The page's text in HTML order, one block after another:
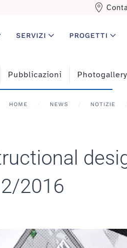
SERVIZI PROGETTI
Pubblicazioni Photogallery
HOME NEWS NOTIZIE
2016